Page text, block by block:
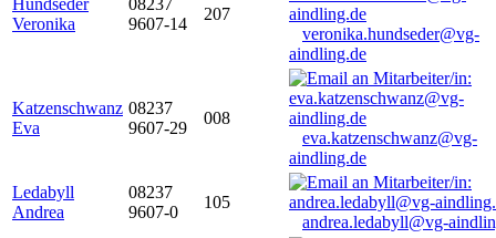
Hundseder
Veronika
08237
9607-14
207
veronika.hundseder@vg-
aindling.de
Katzenschwanz
Eva
08237
9607-29
008
eva.katzenschwanz@vg-
aindling.de
Ledabyll
Andrea
08237
9607-0
105
andrea.ledabyll@vg-